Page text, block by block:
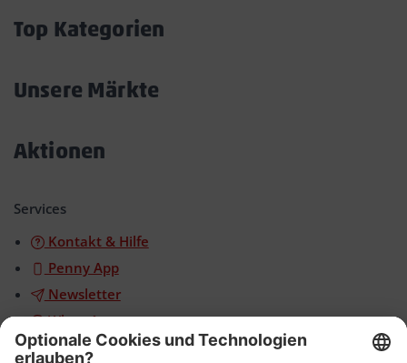
Top Kategorien
Unsere Märkte
Aktionen
Services
Kontakt & Hilfe
Penny App
Newsletter
WhatsApp
App